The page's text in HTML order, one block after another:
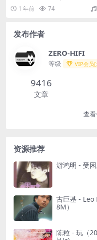
分轨/370M）
1 年前 74
发布作者
ZERO-HIFI
等级 VIP会员
9416
文章
查
资源推荐
游鸿明 - 受
古巨基 - Leo
8M）
陈粒 - 玩（